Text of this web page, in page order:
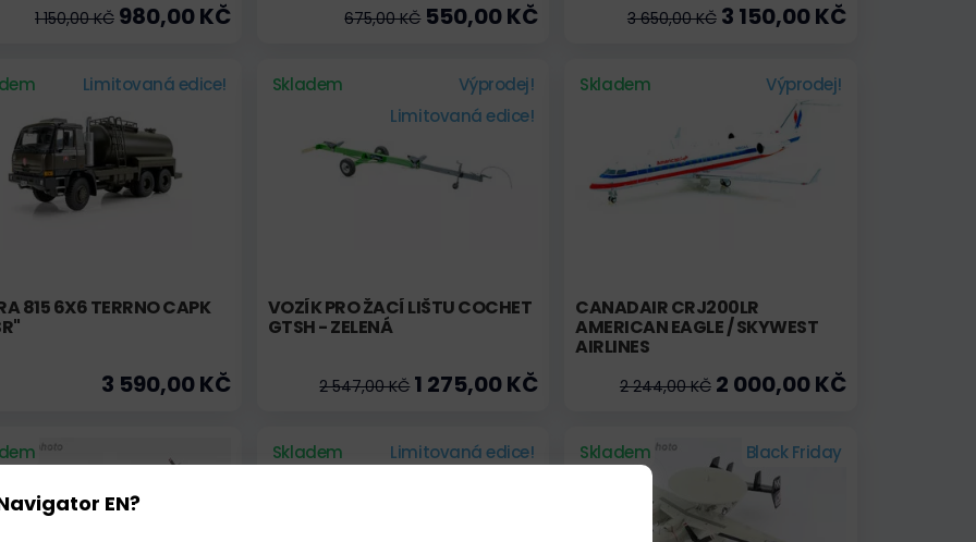
1 150,00 KČ980,00 KČ 675,00 KČ550,00 KČ 3 650,00 KČ3 150,00 KČ
Limitovaná edice!
815 6X6 TERRNO CAPK
3 590,00 KČ
Skladem
Výprodej!
Limitovaná edice!
VOZÍK PRO ŽACÍ LIŠTU COCHET
GTSH - ZELENÁ
2 547,00 KČ1 275,00 KČ
Skladem Výprodej!
CANADAIR CRJ200LR
AMERICAN EAGLE / SKYWEST
AIRLINES
2 244,00 KČ2 000,00 KČ
Skladem
Limitovaná edice!
Skladem Black Friday
EN?